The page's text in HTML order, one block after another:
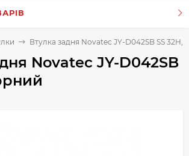
Втулка задня Novatec JY-D042SB SS 32H,
Novatec JY-D042SB